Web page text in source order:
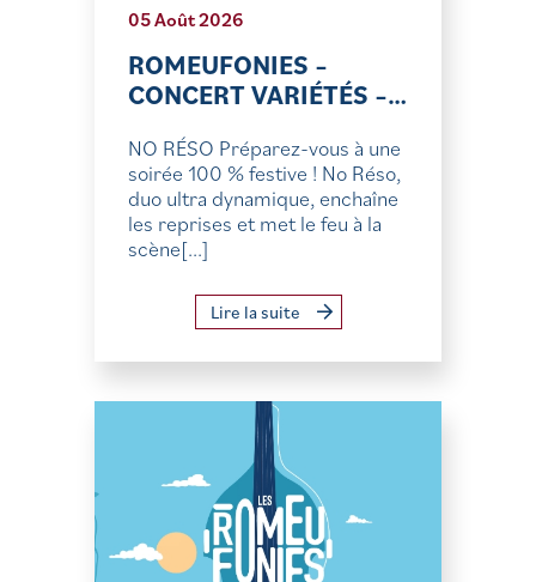
05 Août 2026
ROMEUFONIES –
CONCERT VARIÉTÉS –…
NO RÉSO Préparez-vous à une
soirée 100 % festive ! No Réso,
duo ultra dynamique, enchaîne
les reprises et met le feu à la
scène[...]
Lire la suite